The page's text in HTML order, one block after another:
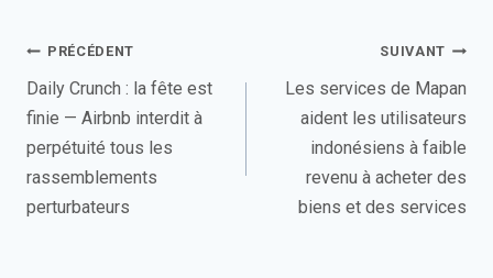
Navigation
de
l’article
PRÉCÉDENT
Daily Crunch : la fête est
finie — Airbnb interdit à
perpétuité tous les
rassemblements
perturbateurs
SUIVANT
Les services de Mapan
aident les utilisateurs
indonésiens à faible
revenu à acheter des
biens et des services